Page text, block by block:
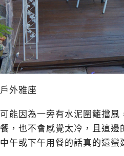
戶外雅座
可能因為一旁有水泥圍籬擋風
餐，也不會感覺太冷，且這邊
中午或下午用餐的話真的還蠻